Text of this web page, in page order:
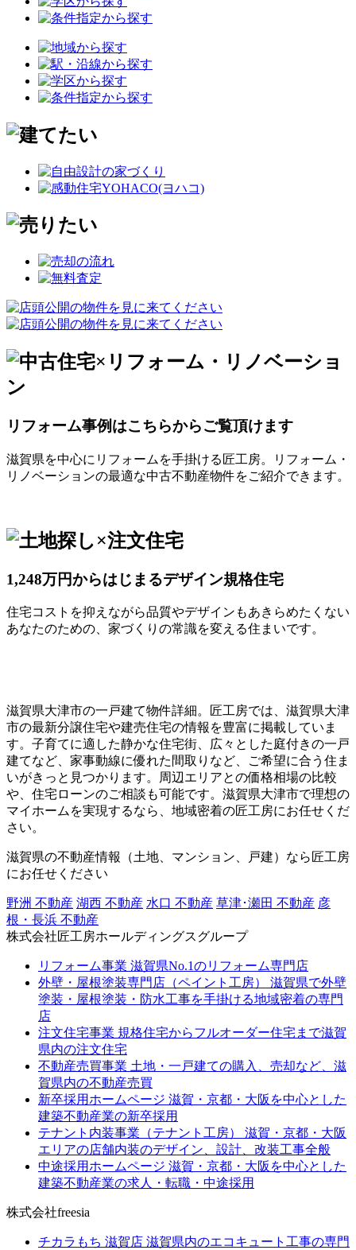
リフォーム事例はこちらからご覧頂けます
滋賀県を中心にリフォームを手掛ける匠工房。リフォーム・
リノベーションの最適な中古不動産物件をご紹介できます。
1,248万円からはじまるデザイン規格住宅
住宅コストを抑えながら品質やデザインもあきらめたくない
あなたのための、家づくりの常識を変える住まいです。
滋賀県大津市の一戸建て物件詳細。匠工房では、滋賀県大津
市の最新分譲住宅や建売住宅の情報を豊富に掲載していま
す。子育てに適した静かな住宅街、広々とした庭付きの一戸
建てなど、家事動線に優れた間取りなど、ご希望に合う住ま
いがきっと見つかります。周辺エリアとの価格相場の比較
や、住宅ローンのご相談も可能です。滋賀県大津市で理想の
マイホームを実現するなら、地域密着の匠工房にお任せくだ
さい。
滋賀県の不動産情報（土地、マンション、戸建）なら匠工房
にお任せください
野洲 不動産 湖西 不動産 水口 不動産 草津･瀬田 不動産 彦
根・長浜 不動産
株式会社匠工房ホールディングスグループ
リフォーム事業 滋賀県No.1のリフォーム専門店
外壁・屋根塗装専門店（ペイント工房）
滋賀県で外壁
塗装・屋根塗装・防水工事を手掛ける地域密着の専門
店
注文住宅事業 規格住宅からフルオーダー住宅まで滋賀
県内の注文住宅
不動産売買事業 土地・一戸建ての購入、売却など、滋
賀県内の不動産売買
新卒採用ホームページ 滋賀・京都・大阪を中心とした
建築不動産業の新卒採用
テナント内装事業（テナント工房）
滋賀・京都・大阪
エリアの店舗内装のデザイン、設計、改装工事全般
中途採用ホームページ 滋賀・京都・大阪を中心とした
建築不動産業の求人・転職・中途採用
株式会社freesia
チカラもち 滋賀店 滋賀県内のエコキュート工事の専門